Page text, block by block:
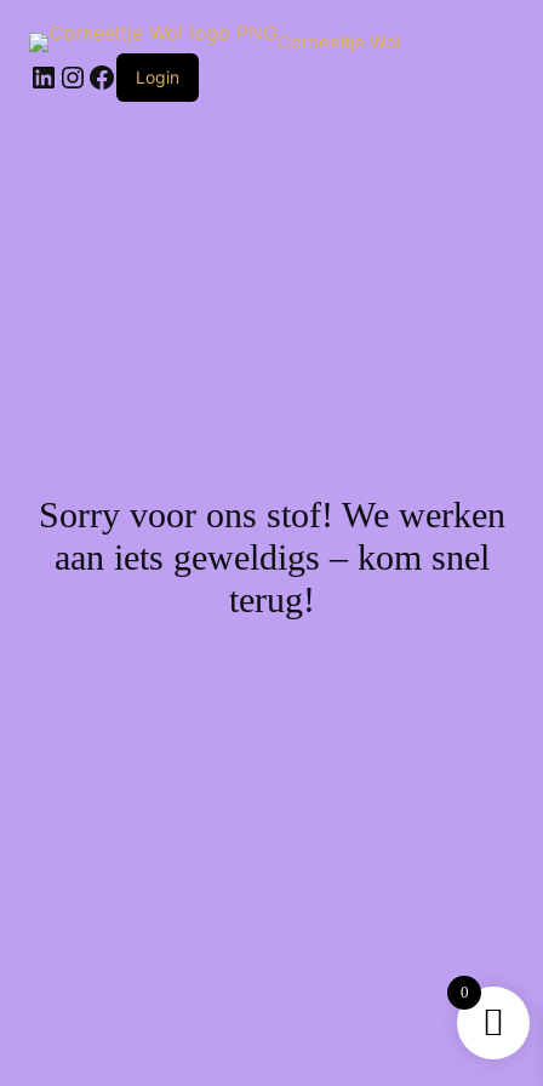
naar
inhoud
Corneeltje Wol
LinkedIn
Instagram
Facebook
Login
Sorry voor ons stof! We werken
aan iets geweldigs – kom snel
terug!
0